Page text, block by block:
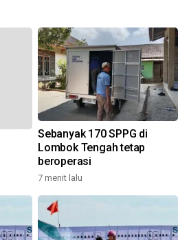
Sebanyak 170 SPPG di
Lombok Tengah tetap
beroperasi
7 menit lalu